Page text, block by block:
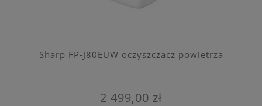
Sharp FP-J80EUW oczyszczacz powietrza
2 499,00 zł